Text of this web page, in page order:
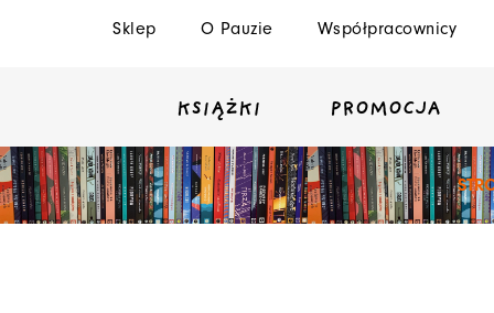
Sklep O Pauzie Współpracownicy
KSIĄŻKI PROMOCJA